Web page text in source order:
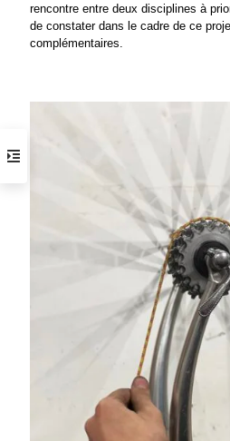
rencontre entre deux disciplines à
de constater dans le cadre de ce
complémentaires.